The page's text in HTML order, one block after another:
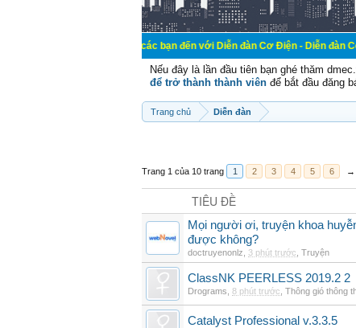
Chào mừng các bạn đến với Diễn đàn Cơ Điện - Diễn đàn Cơ điện là
Nếu đây là lần đầu tiên bạn ghé thăm
để trở thành thành viên để bắt đầu đăng
Trang chủ Diễn đàn
Trang 1 của 10 trang 1 2 3 4 5 6 →
TIÊU ĐỀ
Mọi người ơi, truyện khoa
được không?
doctruyenonlz 3 phút trước Truyện
ClassNK PEERLESS 2019.2 2
Drograms 8 phút trước Thông gió thông
Catalyst Professional v.3.3.5